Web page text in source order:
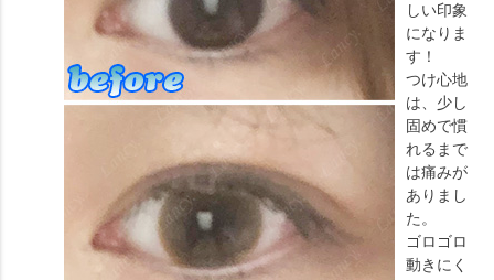
しい印象
になりま
す！
つけ心地
は、少し
固めで慣
れるまで
は痛みが
ありまし
た。
ゴロゴロ
動きにく